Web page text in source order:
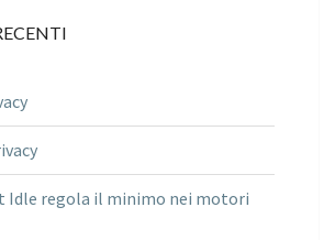
Idle regola il minimo nei motori